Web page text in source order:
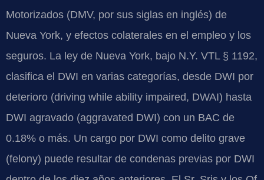
Motorizados (DMV, por sus siglas en inglés) de
Nueva York, y efectos colaterales en el empleo y los
seguros. La ley de Nueva York, bajo N.Y. VTL § 1192,
clasifica el DWI en varias categorías, desde DWI por
deterioro (driving while ability impaired, DWAI) hasta
DWI agravado (aggravated DWI) con un BAC de
0.18% o más. Un cargo por DWI como delito grave
(felony) puede resultar de condenas previas por DWI